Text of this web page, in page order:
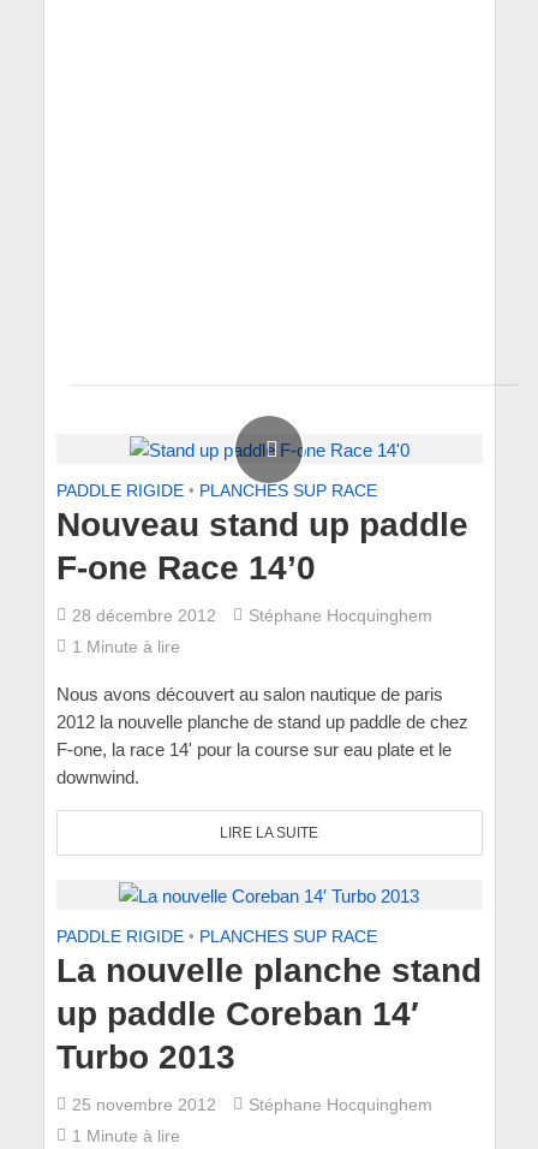
PADDLE RIGIDE • PLANCHES SUP RACE
Nouveau stand up paddle
F-one Race 14’0
28 décembre 2012
Stéphane Hocquinghem
1 Minute à lire
Nous avons découvert au salon nautique de paris
2012 la nouvelle planche de stand up paddle de chez
F-one, la race 14' pour la course sur eau plate et le
downwind.
LIRE LA SUITE
PADDLE RIGIDE • PLANCHES SUP RACE
La nouvelle planche stand
up paddle Coreban 14′
Turbo 2013
25 novembre 2012
Stéphane Hocquinghem
1 Minute à lire